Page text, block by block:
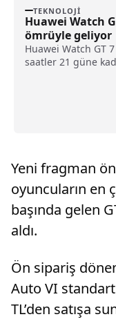
TEKNOLOJI
Huawei Watch
ömrüyle geliyor
Huawei Watch GT 7
saatler 21 güne
Yeni fragman
oyuncuların en
başında gelen
aldı.
Ön sipariş
Auto VI
TL’den satışa